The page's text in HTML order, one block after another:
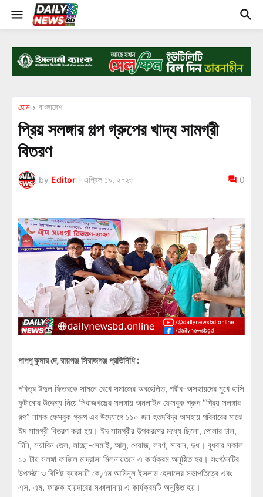
হোম বাংলাদেশ
প্রিয় সলঙ্গার গল্প গ্রুপের খাদ্য সামগ্রী
বিতরণ
by Editor - এপ্রিল ১৯, ২০২৩ 0
পাপপু কুমার দে, রায়গঞ্জ সিরাজগঞ্জ প্রতিনিধি :
পবিত্র ঈদুল ফিতরকে সামনে রেখে সমাজের অবহেলিত, গরীব-অসহায়দের মুখে হাসি
ফুটানোর উদ্দেশ্য নিয়ে সিরাজগঞ্জের সলঙ্গায় অনলাইন ফেসবুক গ্রুপ “প্রিয় সলঙ্গার
গল্প” নামক ফেসবুক গ্রুপ এর উদ্যোগে ১১০ জন হতদরিদ্র অসহায় পরিবারের মাঝে
ঈদ সামগ্রী বিতরণ করা হয়। ঈদ সামগ্রীর উপকরণের মধ্যে ছিলো, পোলার চাল,
চিনি, সয়াবিন তেল, লাচ্ছা-সেমাই, আলু, পেয়াজ, লবণ, সাবান, দুধ। বুধবার সকাল
১০ টায় সলঙ্গা ফাজিল মাদ্রাসা মিলনায়তনে এ কার্যক্রম অনুষ্ঠিত হয়। সংগঠনটির
উপদেষ্টা ও বিশিষ্ট ব্যবসায়ী কে,এম আমিনুল ইসলাম হেলালের সভাপতিত্বে এবং
এস. এম. ফারুক হায়দারের সঞ্চালানায় এ কার্যক্রমটি অনুষ্ঠিত হয়।